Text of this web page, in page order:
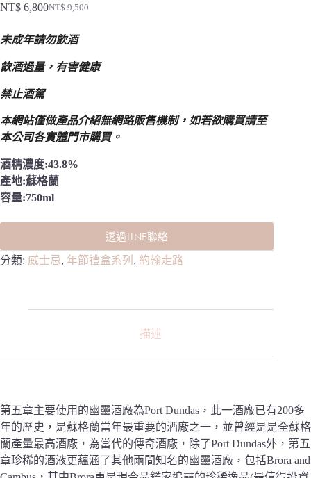
NT$9,500
始
格：
NT$ 6,800
前
格：
未成年請勿飲酒
飲酒過量，有害健康
禁止酒駕
本網站僅做產品介紹無網路販售機制， 如若欲購買請至
本公司各實體門市購買。
酒精濃度:43.8%
產地:蘇格蘭
容量:750ml
透過LINE聯絡
分類: 威士忌, 年節禮盒系列 , 約翰走路
描述
第五章主要使用的幽靈酒廠為Port Dundas，此一酒廠已有200多
年的歷史，是蘇格蘭當年最重要的酒廠之一，並曾經是是全蘇格
蘭產量最高酒廠，為當代的傳奇酒廠，除了Port Dundas外，第五
章珍稀的酒液更蘊涵了其他兩間知名的幽靈酒廠，包括Brora and